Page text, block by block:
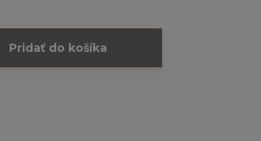
Pridať do košíka